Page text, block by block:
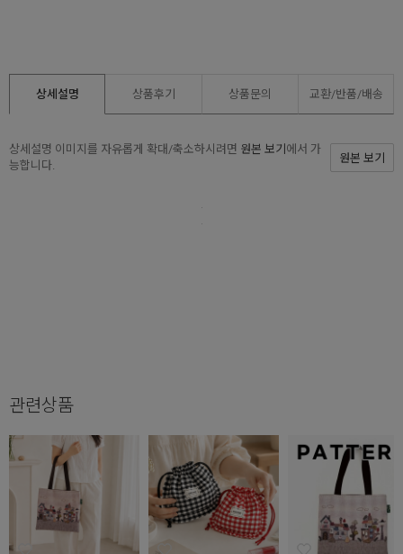
상세설명 상품후기 상품문의 교환/반품/배송
상세설명 이미지를 자유롭게 확대/축소하시려면 원본 보기 에서 가
능합니다.
원본 보기